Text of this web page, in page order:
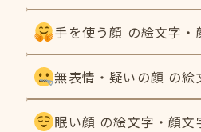
手を使う顔 の絵文字・
無表情・疑いの顔 の絵
眠い顔 の絵文字・顔文